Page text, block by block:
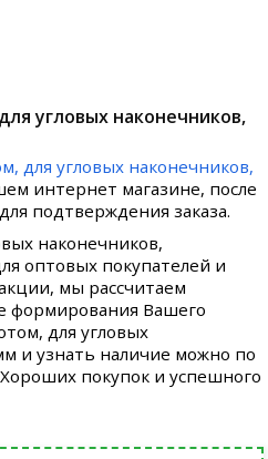
угловых наконечников,
для угловых наконечников,
интернет магазине, после
подтверждения заказа.
наконечников,
оптовых покупателей и
мы рассчитаем
формирования Вашего
для угловых
и узнать наличие можно по
покупок и успешного